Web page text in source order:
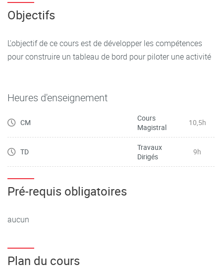
Objectifs
L'objectif de ce cours est de développer les compétences
pour construire un tableau de bord pour piloter une activité
Heures d'enseignement
CM
Cours
Magistral
10,5h
TD
Travaux
Dirigés
9h
Pré-requis obligatoires
aucun
Plan du cours